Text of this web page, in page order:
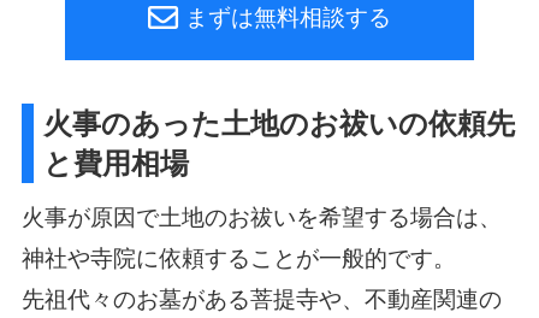
まずは無料相談する
火事のあった土地のお祓いの依頼先
と費用相場
火事が原因で土地のお祓いを希望する場合は、
神社や寺院に依頼することが一般的です。
先祖代々のお墓がある菩提寺や、不動産関連の